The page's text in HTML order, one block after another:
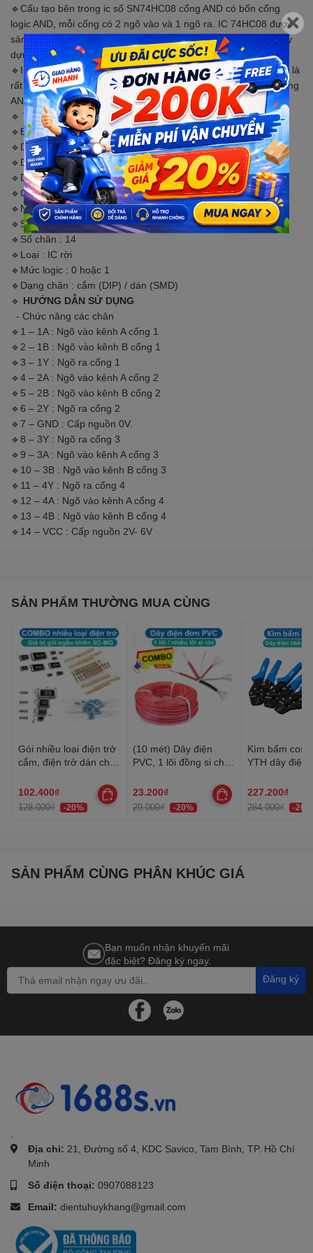
🔹Cấu tạo bên trong ic số SN74HC08 cổng AND có bốn cổng
logic AND, mỗi cổng có 2 ngõ vào và 1 ngõ ra. IC 74HC08 được
sản xuất theo công nghệ Cmos, là một mạch tích hợp được xây
dựng từ các Mosfet và một số điện trở phụ trợ.
🔹IC hoạt động tốt nhất ở điện áp 5V các hoạt động của IC này là
rất đơn giản để hiểu nếu chúng ta hiểu được hoạt động của cổng
AND.
🔹 THÔNG SỐ KỸ THUẬT
🔹Điện áp hoạt động : 2V – 6V
🔹Dòng điện hoạt động : 75mA
🔹Dòng điện ngõ vào : 20mA
🔹Dòng điện ngõ ra : 25mA
🔹Công suất hoạt động : 500mW
🔹Nhiệt độ hoạt động : -40°C – 125°C
🔹Số cổng : 4
🔹Số chân : 14
🔹Loại : IC rời
🔹Mức logic : 0 hoặc 1
🔹Dạng chân : cắm (DIP) / dán (SMD)
🔹 HƯỚNG DẪN SỬ DỤNG
- Chức năng các chân
🔹1 – 1A : Ngõ vào kênh A cổng 1
🔹2 – 1B : Ngõ vào kênh B cổng 1
🔹3 – 1Y : Ngõ ra cổng 1
🔹4 – 2A : Ngõ vào kênh A cổng 2
🔹5 – 2B : Ngõ vào kênh B cổng 2
🔹6 – 2Y : Ngõ ra cổng 2
🔹7 – GND : Cấp nguồn 0V.
🔹8 – 3Y : Ngõ ra cổng 3
🔹9 – 3A : Ngõ vào kênh A cổng 3
🔹10 – 3B : Ngõ vào kênh B cổng 3
🔹11 – 4Y : Ngõ ra cổng 4
🔹12 – 4A : Ngõ vào kênh A cổng 4
🔹13 – 4B : Ngõ vào kênh B cổng 4
🔹14 – VCC : Cấp nguồn 2V- 6V
SẢN PHẨM THƯỜNG MUA CÙNG
Gói nhiều loại điện trở
cắm, điện trở dán cho
102.400₫
128.000₫ -20%
(10 mét) Dây điện
PVC, 1 lõi đồng si chì,
22AWG
23.200₫
29.000₫ -20%
Kìm bấm cos
YTH dây điện
227.200₫
284.000₫ -20%
SẢN PHẨM CÙNG PHÂN KHÚC GIÁ
Bạn muốn nhận khuyến mãi
đặc biệt? Đăng ký ngay.
Đăng ký
Địa chỉ: 21, Đường số 4, KDC Savico, Tam Bình, TP. Hồ Chí
Minh
Số điện thoại: 0907088123
Email: dientuhuykhang@gmail.com